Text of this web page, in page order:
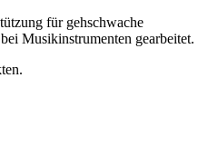
für gehschwache
Musikinstrumenten gearbeitet.